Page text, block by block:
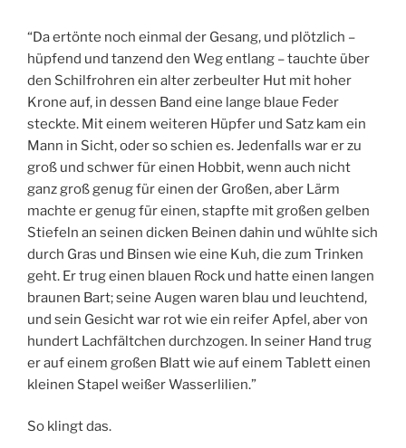
“Da ertönte noch einmal der Gesang, und plötzlich –
hüpfend und tanzend den Weg entlang – tauchte über
den Schilfrohren ein alter zerbeulter Hut mit hoher
Krone auf, in dessen Band eine lange blaue Feder
steckte. Mit einem weiteren Hüpfer und Satz kam ein
Mann in Sicht, oder so schien es. Jedenfalls war er zu
groß und schwer für einen Hobbit, wenn auch nicht
ganz groß genug für einen der Großen, aber Lärm
machte er genug für einen, stapfte mit großen gelben
Stiefeln an seinen dicken Beinen dahin und wühlte sich
durch Gras und Binsen wie eine Kuh, die zum Trinken
geht. Er trug einen blauen Rock und hatte einen langen
braunen Bart; seine Augen waren blau und leuchtend,
und sein Gesicht war rot wie ein reifer Apfel, aber von
hundert Lachfältchen durchzogen. In seiner Hand trug
er auf einem großen Blatt wie auf einem Tablett einen
kleinen Stapel weißer Wasserlilien.”
So klingt das.